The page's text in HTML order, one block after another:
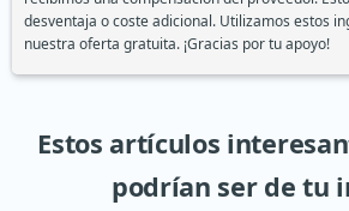
desventaja o coste adicional. Utilizamos estos
nuestra oferta gratuita. ¡Gracias por tu apoyo!
Estos artículos
podrían ser de tu